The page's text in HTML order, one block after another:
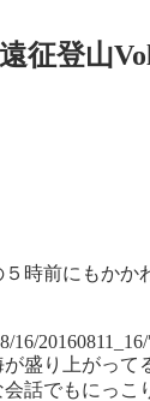
征登山
時前にもか
16/
盛り上がっ
話でもにっこ